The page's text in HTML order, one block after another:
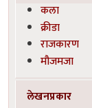
कला
क्रीडा
राजकारण
मौजमजा
लेखनप्रकार